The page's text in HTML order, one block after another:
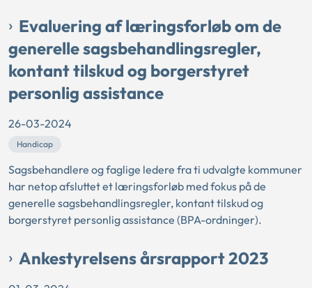
Evaluering af læringsforløb om de
generelle sagsbehandlingsregler,
kontant tilskud og borgerstyret
personlig assistance
26-03-2024
Handicap
Sagsbehandlere og faglige ledere fra ti udvalgte kommuner
har netop afsluttet et læringsforløb med fokus på de
generelle sagsbehandlingsregler, kontant tilskud og
borgerstyret personlig assistance (BPA-ordninger).
Ankestyrelsens årsrapport 2023